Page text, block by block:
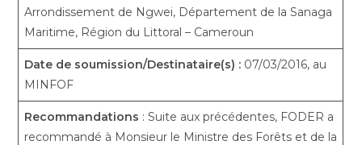
Arrondissement de Ngwei, Département de la Sanaga
Maritime, Région du Littoral – Cameroun
Date de soumission/Destinataire(s) : 07/03/2016, au
MINFOF
Recommandations : Suite aux précédentes, FODER a
recommandé à Monsieur le Ministre des Forêts et de la